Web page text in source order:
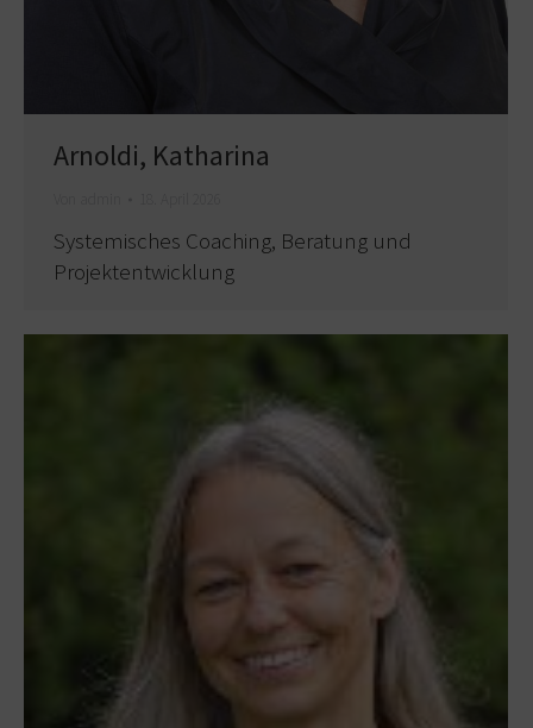
Arnoldi, Katharina
Systemisches Coaching, Beratung und
Projektentwicklung